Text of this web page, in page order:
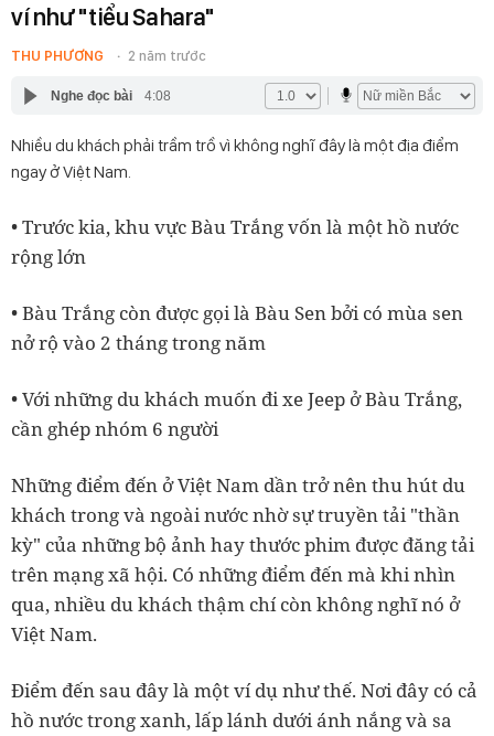
ví như "tiểu Sahara"
THU PHƯƠNG 2 năm trước
Nghe đọc bài 4:08
Nhiều du khách phải trầm trồ vì không nghĩ đây là một địa điểm
ngay ở Việt Nam.
• Trước kia, khu vực Bàu Trắng vốn là một hồ nước
rộng lớn
• Bàu Trắng còn được gọi là Bàu Sen bởi có mùa sen
nở rộ vào 2 tháng trong năm
• Với những du khách muốn đi xe Jeep ở Bàu Trắng,
cần ghép nhóm 6 người
Những điểm đến ở Việt Nam dần trở nên thu hút du
khách trong và ngoài nước nhờ sự truyền tải "thần
kỳ" của những bộ ảnh hay thước phim được đăng tải
trên mạng xã hội. Có những điểm đến mà khi nhìn
qua, nhiều du khách thậm chí còn không nghĩ nó ở
Việt Nam.
Điểm đến sau đây là một ví dụ như thế. Nơi đây có cả
hồ nước trong xanh, lấp lánh dưới ánh nắng và sa